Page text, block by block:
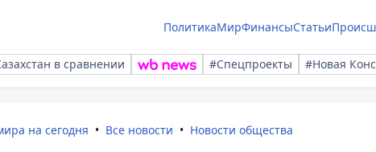
ПолитикаМирФинансыСтатьи
в сравнении #Спецпроекты #Новая
на сегодня Все новости Новости общества